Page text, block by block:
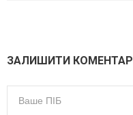
ЗАЛИШИТИ КОМЕНТАР